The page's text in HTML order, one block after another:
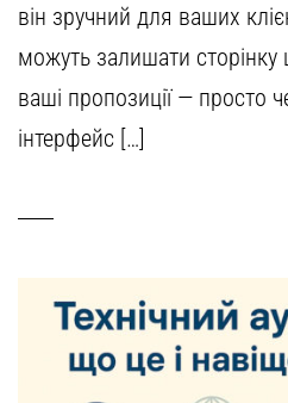
він зручний для ваших
можуть залишати
ваші пропозиції — просто
інтерфейс […]